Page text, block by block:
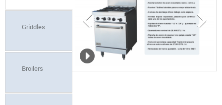
Griddles
Broilers